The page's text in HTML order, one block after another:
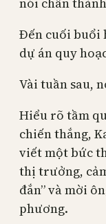
Đến cuối buổi
dự án quy
Vài tuần sau,
Hiểu rõ tầm
chiến thắng,
viết một bức
thị trưởng,
đắn” và mời
phương.